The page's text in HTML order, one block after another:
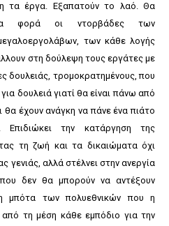
τα έργα. Εξαπατούν το λαό. Θα
φορά οι ντορβάδες των
των κάθε λογής
στη δούλεψη τους εργάτες με
δουλειάς, τρομοκρατημένους, που
δουλειά γιατί θα είναι πάνω από
θα έχουν ανάγκη να πάνε ένα πιάτο
Επιδιώκει την κατάργηση της
τη ζωή και τα δικαιώματα όχι
γενιάς, αλλά στέλνει στην ανεργία
δεν θα μπορούν να αντέξουν
των πολυεθνικών που η
τη μέση κάθε εμπόδιο για την